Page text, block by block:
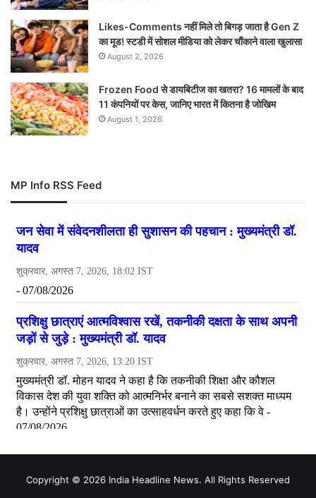
Likes-Comments नहीं मिले तो बिगड़ जाता है Gen Z
का मूड! स्टडी में सोशल मीडिया को लेकर चौंकाने वाला खुलासा
August 2, 2026
Frozen Food से डायबिटीज का खतरा? 16 मामलों के बाद
11 कंपनियों पर केस, जानिए भारत में कितना है जोखिम
August 1, 2026
MP Info RSS Feed
Copyright © 2026 India Headline News. All Rights Reserved